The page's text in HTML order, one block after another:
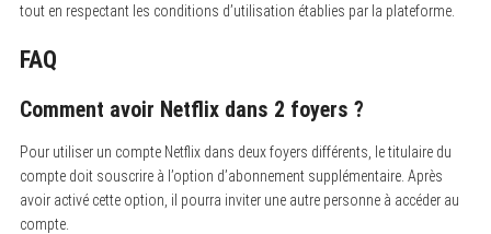
tout en respectant les conditions d’utilisation établies par la plateforme.
FAQ
Comment avoir Netflix dans 2 foyers ?
Pour utiliser un compte Netflix dans deux foyers différents, le titulaire du
compte doit souscrire à l’option d’abonnement supplémentaire. Après
avoir activé cette option, il pourra inviter une autre personne à accéder au
compte.